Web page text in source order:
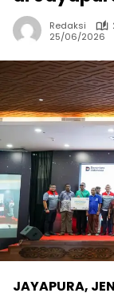
Redaksi
25/06/2026
JAYAPURA,